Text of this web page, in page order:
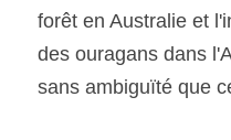
forêt en Australie et
des ouragans dans
sans ambiguïté que